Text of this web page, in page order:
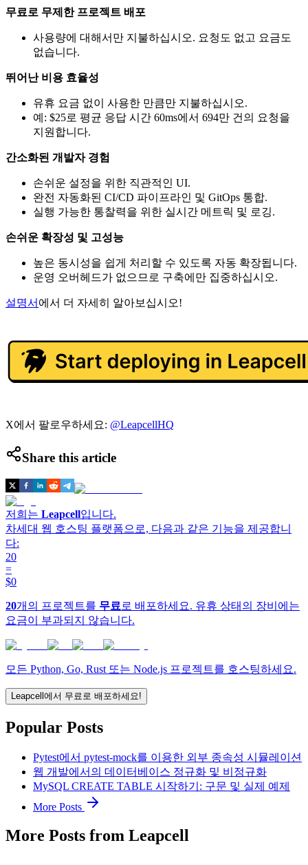
무료로 무제한 프로젝트 배포
사용량에 대해서만 지불하십시오. 요청도 없고 요금도
없습니다.
뛰어난 비용 효율성
유휴 요금 없이 사용한 만큼만 지불하십시오.
예: $25로 평균 응답 시간 60ms에서 694만 건의 요청을
지원합니다.
간소화된 개발자 경험
손쉬운 설정을 위한 직관적인 UI.
완전 자동화된 CI/CD 파이프라인 및 GitOps 통합.
실행 가능한 통찰력을 위한 실시간 메트릭 및 로깅.
손쉬운 확장성 및 고성능
높은 동시성을 쉽게 처리할 수 있도록 자동 확장됩니다.
운영 오버헤드가 없으므로 구축에만 집중하십시오.
설명서 에서 더 자세히 알아보십시오!
X에서 팔로우하세요: @LeapcellHQ
Share this article
저희는 Leapcell입니다.
차세대 웹 호스팅 플랫폼으로, 다음과 같은 기능을 제공합니
다:
20
=
$0
20개의 프로젝트를 무료 로 배포하세요. 유휴 상태의 장비에는
요금이 부과되지 않습니다.
모든 Python, Go, Rust 또는 Node.js 프로젝트를 호스팅하세요.
Leapcell에서 무료로 배포하세요!
Popular Posts
Pytest에서 pytest-mock를 이용한 외부 종속성 시뮬레이션
웹 개발에서의 데이터베이스 정규화 및 비정규화
MySQL CREATE TABLE 시작하기: 구문 및 실제 예제
More Posts
More Posts from Leapcell